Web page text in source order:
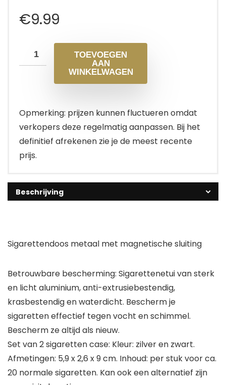
€9.99
TOEVOEGEN
AAN
WINKELWAGEN
Opmerking: prijzen kunnen fluctueren omdat
verkopers deze regelmatig aanpassen. Bij het
definitief afrekenen zie je de meest recente
prijs.
Beschrijving
Sigarettendoos metaal met magnetische sluiting
Betrouwbare bescherming: Sigarettenetui van sterk
en licht aluminium, anti-extrusiebestendig,
krasbestendig en waterdicht. Bescherm je
sigaretten effectief tegen vocht en schimmel.
Bescherm ze altijd als nieuw.
Set van 2 sigaretten case: Kleur: zilver en zwart.
Afmetingen: 5,9 x 2,6 x 9 cm. Inhoud: per stuk voor ca.
20 normale sigaretten. Kan ook een alternatief zijn